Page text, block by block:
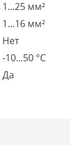
1...25 мм²
1...16 мм²
Нет
-10...50 °C
Да